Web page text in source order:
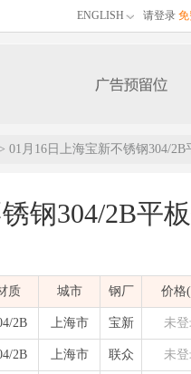
ENGLISH 请登录
> 01月16日上海宝新不锈钢304/
钢304/2B平
质 城市 钢厂 价格
2B 上海市 宝新 未登
2B 上海市 联众 未登